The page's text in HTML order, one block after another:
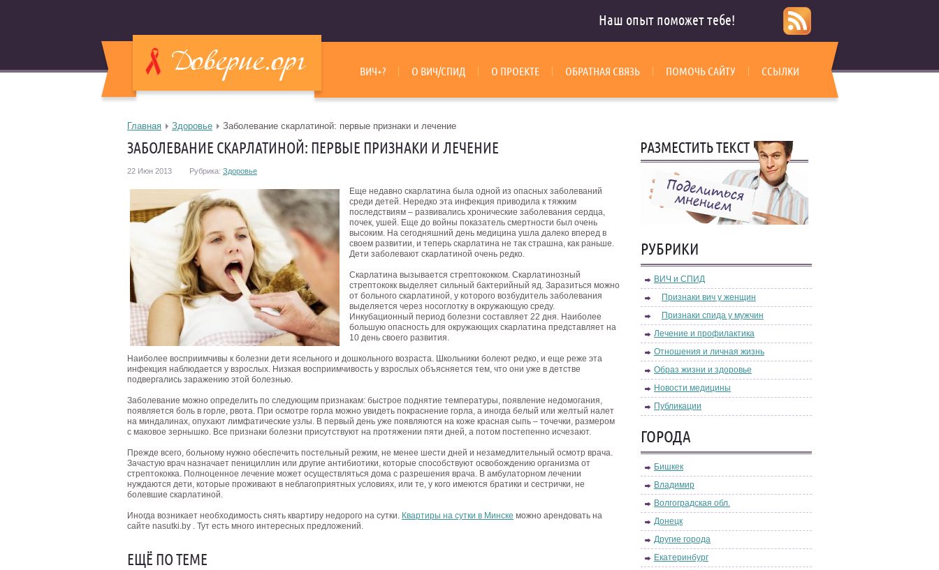
Наш опыт поможет тебе!
ВИЧ+? О ВИЧ/СПИД О ПРОЕКТЕ ОБРАТНАЯ СВЯЗЬ ПОМОЧЬ САЙТУ ССЫЛКИ
Главная Здоровье Заболевание скарлатиной: первые признаки и лечение
ЗАБОЛЕВАНИЕ СКАРЛАТИНОЙ: ПЕРВЫЕ ПРИЗНАКИ И ЛЕЧЕНИЕ
22 Июн 2013 Рубрика: Здоровье
Еще недавно скарлатина была одной из опасных заболеваний
среди детей. Нередко эта инфекция приводила к тяжким
последствиям – развивались хронические заболевания сердца,
почек, ушей. Еще до войны показатель смертности был очень
высоким. На сегодняшний день медицина ушла далеко вперед в
своем развитии, и теперь скарлатина не так страшна, как раньше.
Дети заболевают скарлатиной очень редко.
Скарлатина вызывается стрептококком. Скарлатинозный
стрептококк выделяет сильный бактерийный яд. Заразиться можно
от больного скарлатиной, у которого возбудитель заболевания
выделяется через носоглотку в окружающую среду.
Инкубационный период болезни составляет 22 дня. Наиболее
большую опасность для окружающих скарлатина представляет на
10 день своего развития.
Наиболее восприимчивы к болезни дети ясельного и дошкольного возраста. Школьники болеют редко, и еще реже эта
инфекция наблюдается у взрослых. Низкая восприимчивость у взрослых объясняется тем, что они уже в детстве
подвергались заражению этой болезнью.
Заболевание можно определить по следующим признакам: быстрое поднятие температуры, появление недомогания,
появляется боль в горле, рвота. При осмотре горла можно увидеть покраснение горла, а иногда белый или желтый налет
на миндалинах, опухают лимфатические узлы. В первый день уже появляются на коже красная сыпь – точечки, размером
с маковое зернышко. Все признаки болезни присутствуют на протяжении пяти дней, а потом постепенно исчезают.
Прежде всего, больному нужно обеспечить постельный режим, не менее шести дней и незамедлительный осмотр врача.
Зачастую врач назначает пенициллин или другие антибиотики, которые способствуют освобождению организма от
стрептококка. Полноценное лечение может осуществляться дома с разрешения врача. В амбулаторном лечении
нуждаются дети, которые проживают в неблагоприятных условиях, или те, у кого имеются братики и сестрички, не
болевшие скарлатиной.
Иногда возникает необходимость снять квартиру недорого на сутки. Квартиры на сутки в Минске можно арендовать на
сайте nasutki.by . Тут есть много интересных предложений.
ЕЩЁ ПО ТЕМЕ
РУБРИКИ
ВИЧ и СПИД
Признаки вич у женщин
Признаки спида у мужчин
Лечение и профилактика
Отношения и личная жизнь
Образ жизни и здоровье
Новости медицины
Публикации
ГОРОДА
Бишкек
Владимир
Волгоградская обл.
Донецк
Другие города
Екатеринбург